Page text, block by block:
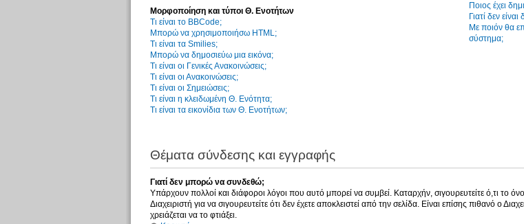
Μορφοποίηση και τύποι Θ. Ενοτήτων
Τι είναι το BBCode;
Μπορώ να χρησιμοποιήσω HTML;
Τι είναι τα Smilies;
Μπορώ να δημοσιεύω μια εικόνα;
Τι είναι οι Γενικές Ανακοινώσεις;
Τι είναι οι Ανακοινώσεις;
Τι είναι οι Σημειώσεις;
Τι είναι η κλειδωμένη Θ. Ενότητα;
Τι είναι τα εικονίδια των Θ. Ενοτήτων;
Ποιος έχει
Γιατί δεν
Με ποιόν θα
σύστημα;
Θέματα σύνδεσης και εγγραφής
Γιατί δεν μπορώ να συνδεθώ;
Υπάρχουν πολλοί και διάφοροι λόγοι που αυτό μπορεί να συμβεί. Καταρχήν, σιγουρευτείτε ό,τι το
Διαχειριστή για να σιγουρευτείτε ότι δεν έχετε αποκλειστεί από την σελίδα. Είναι επίσης πιθανό ο
χρειάζεται να το φτιάξει.